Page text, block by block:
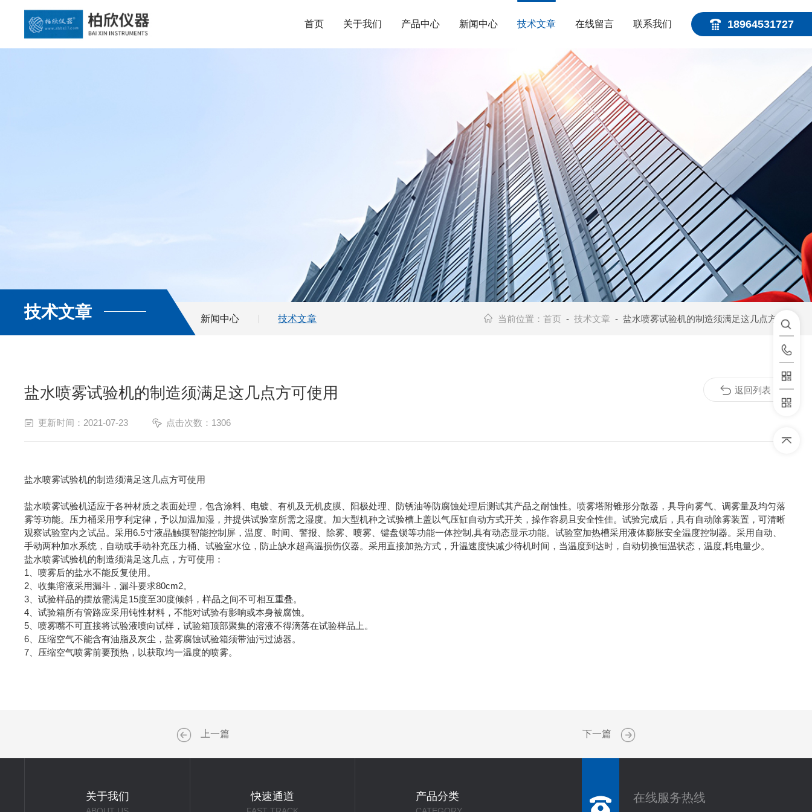
18964531727
首页 关于我们 产品中心 新闻中心 技术文章 在线留言 联系我们
技术文章 新闻中心 技术文章 当前位置：首页 -技术文章 - 盐水喷雾试验机的制造须满足这几点方可使用
盐水喷雾试验机的制造须满足这几点方可使用
更新时间：2021-07-23 点击次数：1306
盐水喷雾试验机的制造须满足这几点方可使用
盐水喷雾试验机适应于各种材质之表面处理，包含涂料、电镀、有机及无机皮膜、阳极处理、防锈油等防腐蚀处理后测试其产品之耐蚀性。喷雾塔附锥形分散器，具导向雾气、调雾量及均匀落
雾等功能。压力桶采用亨利定律，予以加温加湿，并提供试验室所需之湿度。加大型机种之试验槽上盖以气压缸自动方式开关，操作容易且安全性佳。试验完成后，具有自动除雾装置，可清晰
观察试验室内之试品。采用6.5寸液晶触摸智能控制屏，温度、时间、警报、除雾、喷雾、键盘锁等功能一体控制,具有动态显示功能。试验室加热槽采用液体膨胀安全温度控制器。采用自动、
手动两种加水系统，自动或手动补充压力桶、试验室水位，防止缺水超高温损伤仪器。采用直接加热方式，升温速度快减少待机时间，当温度到达时，自动切换恒温状态，温度,耗电量少。
盐水喷雾试验机的制造须满足这几点，方可使用：
1、喷雾后的盐水不能反复使用。
2、收集溶液采用漏斗，漏斗要求80cm2。
3、试验样品的摆放需满足15度至30度倾斜，样品之间不可相互重叠。
4、试验箱所有管路应采用钝性材料，不能对试验有影响或本身被腐蚀。
5、喷雾嘴不可直接将试验液喷向试样，试验箱顶部聚集的溶液不得滴落在试验样品上。
6、压缩空气不能含有油脂及灰尘，盐雾腐蚀试验箱须带油污过滤器。
7、压缩空气喷雾前要预热，以获取均一温度的喷雾。
返回列表
上一篇 下一篇
关于我们 快速通道 产品分类 在线服务热线